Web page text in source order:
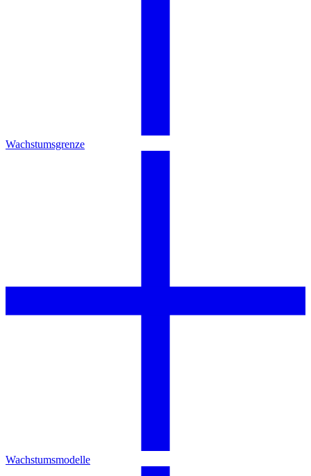
Wachstumsgrenze
Wachstumsmodelle